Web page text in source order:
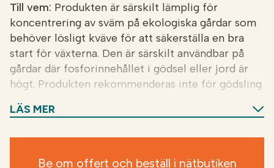
Till vem: Produkten är särskilt lämplig för
koncentrering av sväm på ekologiska gårdar som
behöver lösligt kväve för att säkerställa en bra
start för växterna. Den är särskilt användbar på
gårdar där fosforinnehållet i gödsel eller jord är
högt. Produkten rekommenderas inte för gödsling
Fördelar:Det organiska kväverika gödselmedlet
produkten ökar den biologiska aktiviteten i
LÄS MER
Be om offert och beställ i nätbutiken